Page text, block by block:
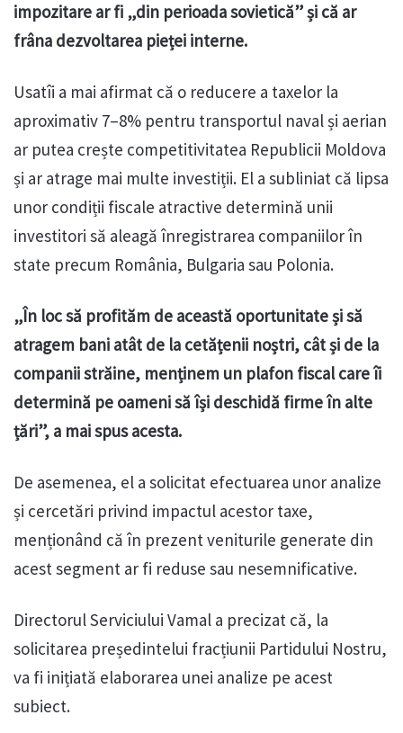
impozitare ar fi „din perioada sovietică” și că ar
frâna dezvoltarea pieței interne.
Usatîi a mai afirmat că o reducere a taxelor la
aproximativ 7–8% pentru transportul naval și aerian
ar putea crește competitivitatea Republicii Moldova
și ar atrage mai multe investiții. El a subliniat că lipsa
unor condiții fiscale atractive determină unii
investitori să aleagă înregistrarea companiilor în
state precum România, Bulgaria sau Polonia.
„În loc să profităm de această oportunitate și să
atragem bani atât de la cetățenii noștri, cât și de la
companii străine, menținem un plafon fiscal care îi
determină pe oameni să își deschidă firme în alte
țări”, a mai spus acesta.
De asemenea, el a solicitat efectuarea unor analize
și cercetări privind impactul acestor taxe,
menționând că în prezent veniturile generate din
acest segment ar fi reduse sau nesemnificative.
Directorul Serviciului Vamal a precizat că, la
solicitarea președintelui fracțiunii Partidului Nostru,
va fi inițiată elaborarea unei analize pe acest
subiect.